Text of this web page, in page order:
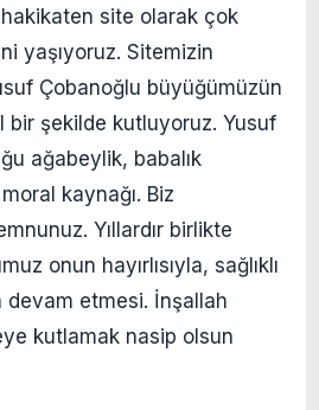
site olarak çok
yaşıyoruz. Sitemizin
Çobanoğlu büyüğümüzün
bir şekilde kutluyoruz. Yusuf
ağabeylik, babalık
kaynağı. Biz
Yıllardır birlikte
onun hayırlısıyla, sağlıklı
devam etmesi. İnşallah
kutlamak nasip olsun